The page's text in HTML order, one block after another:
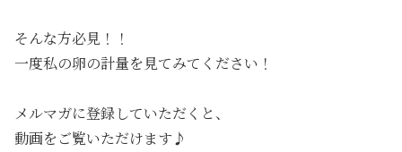
そんな方必見！！
一度私の卵の計量を見てみてください！
メルマガに登録していただくと、
動画をご覧いただけます♪